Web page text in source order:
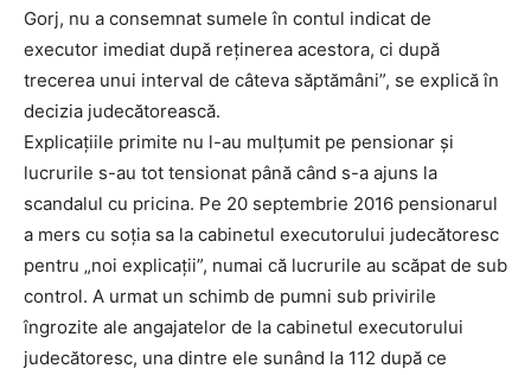
Gorj, nu a consemnat sumele în contul indicat de
executor imediat după reținerea acestora, ci după
trecerea unui interval de câteva săptămâni”, se explică în
decizia judecătorească.
Explicațiile primite nu l-au mulțumit pe pensionar și
lucrurile s-au tot tensionat până când s-a ajuns la
scandalul cu pricina. Pe 20 septembrie 2016 pensionarul
a mers cu soția sa la cabinetul executorului judecătoresc
pentru „noi explicații”, numai că lucrurile au scăpat de sub
control. A urmat un schimb de pumni sub privirile
îngrozite ale angajatelor de la cabinetul executorului
judecătoresc, una dintre ele sunând la 112 după ce